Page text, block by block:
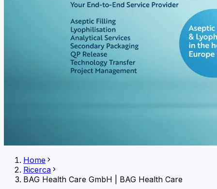
Home
Ricerca
BAG Health Care GmbH
BAG Health Care